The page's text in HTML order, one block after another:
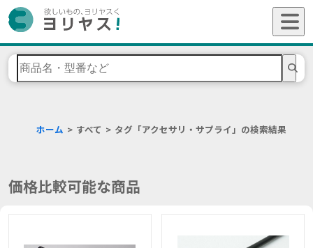
ホーム すべて タグ「アクセサリ・サプライ」の検索結果
価格比較可能な商品